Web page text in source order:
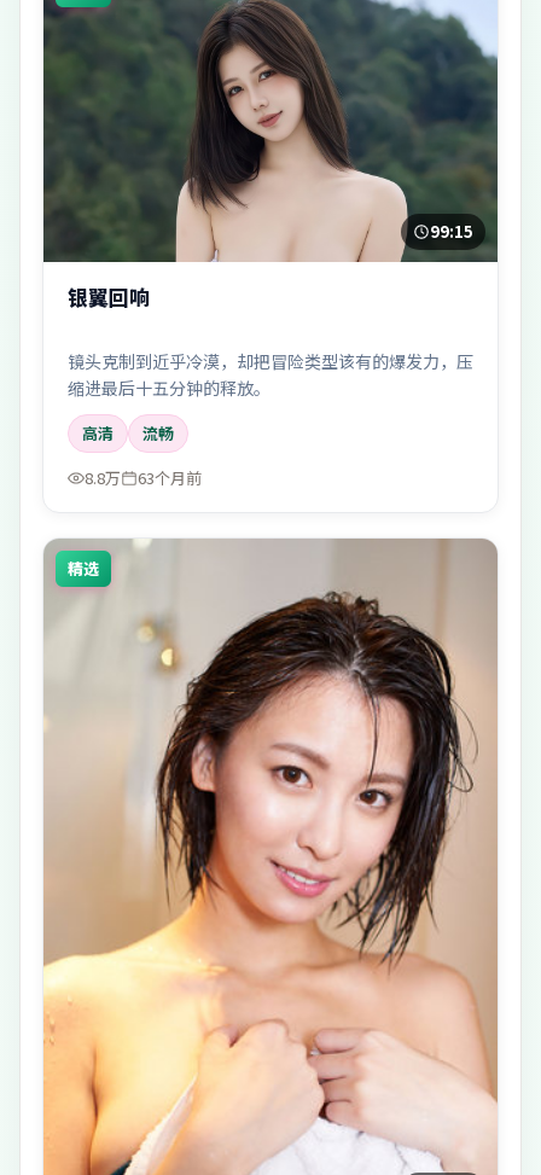
99:15
银翼回响
镜头克制到近乎冷漠，却把冒险类型该有的爆发力，压
缩进最后十五分钟的释放。
高清
流畅
8.8万
63个月前
精选